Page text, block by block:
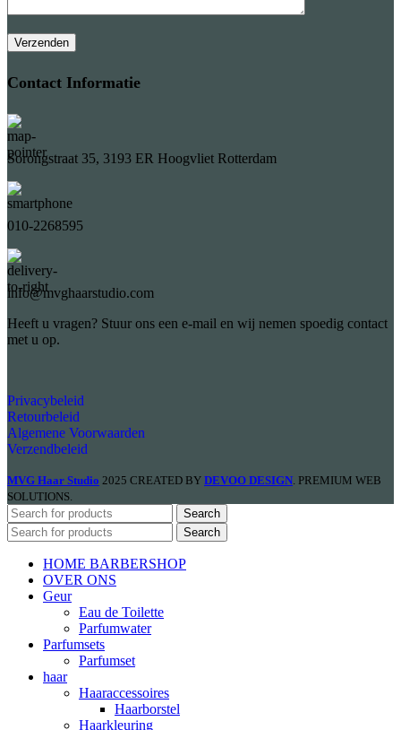
Contact Informatie
Sorongstraat 35, 3193 ER Hoogvliet Rotterdam
010-2268595
info@mvghaarstudio.com
Heeft u vragen? Stuur ons een e-mail en wij nemen spoedig contact
met u op.
Privacybeleid
Retourbeleid
Algemene Voorwaarden
Verzendbeleid
MVG Haar Studio 2025 CREATED BY DEVOO DESIGN. PREMIUM WEB
SOLUTIONS.
Search
Search
HOME BARBERSHOP
OVER ONS
Geur
Eau de Toilette
Parfumwater
Parfumsets
Parfumset
haar
Haaraccessoires
Haarborstel
Haarkleuring